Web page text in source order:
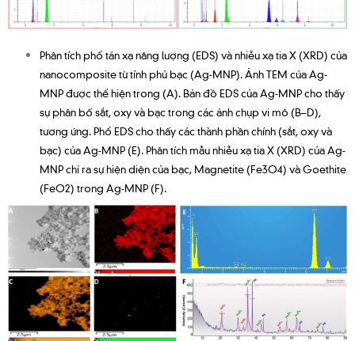
Phân tích phổ tán xạ năng lượng (EDS) và nhiễu xạ tia X (XRD) của
nanocomposite từ tính phủ bạc (Ag-MNP). Ảnh TEM của Ag-
MNP được thể hiện trong (A). Bản đồ EDS của Ag-MNP cho thấy
sự phân bố sắt, oxy và bạc trong các ảnh chụp vi mô (B–D),
tương ứng. Phổ EDS cho thấy các thành phần chính (sắt, oxy và
bạc) của Ag-MNP (E). Phân tích mẫu nhiễu xạ tia X (XRD) của Ag-
MNP chỉ ra sự hiện diện của bạc, Magnetite (Fe3O4) và Goethite
(FeO2) trong Ag-MNP (F).